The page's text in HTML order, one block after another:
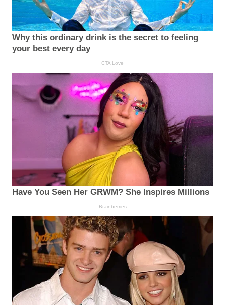
Why this ordinary drink is the secret to feeling
your best every day
CTA Love
Have You Seen Her GRWM? She Inspires Millions
Brainberries